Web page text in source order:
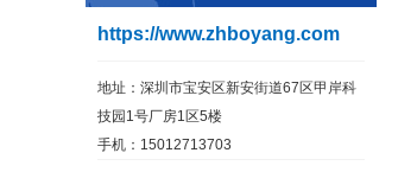
https://www.zhboyang.com
地址：深圳市宝安区新安街道67区甲岸科
技园1号厂房1区5楼
手机：15012713703